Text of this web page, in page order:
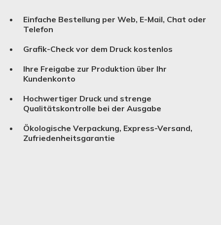
Einfache Bestellung per Web, E-Mail, Chat oder
Telefon
Grafik-Check vor dem Druck kostenlos
Ihre Freigabe zur Produktion über Ihr
Kundenkonto
Hochwertiger Druck und strenge
Qualitätskontrolle bei der Ausgabe
Ökologische Verpackung, Express-Versand,
Zufriedenheitsgarantie